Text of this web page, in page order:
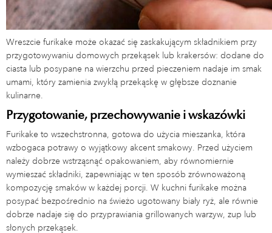
Wreszcie furikake może okazać się zaskakującym składnikiem przy
przygotowywaniu domowych przekąsek lub krakersów: dodane do
ciasta lub posypane na wierzchu przed pieczeniem nadaje im smak
umami, który zamienia zwykłą przekąskę w głębsze doznanie
kulinarne.
Przygotowanie, przechowywanie i wskazówki
Furikake to wszechstronna, gotowa do użycia mieszanka, która
wzbogaca potrawy o wyjątkowy akcent smakowy. Przed użyciem
należy dobrze wstrząsnąć opakowaniem, aby równomiernie
wymieszać składniki, zapewniając w ten sposób zrównoważoną
kompozycję smaków w każdej porcji. W kuchni furikake można
posypać bezpośrednio na świeżo ugotowany biały ryż, ale równie
dobrze nadaje się do przyprawiania grillowanych warzyw, zup lub
słonych przekąsek.